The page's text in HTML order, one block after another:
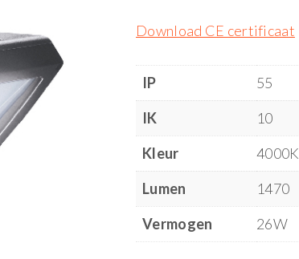
Download CE certificaat
IP
55
IK
10
Kleur
4000K
Lumen
1470
Vermogen
26W